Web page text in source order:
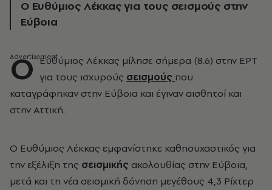
Ο Ευθύμιος Λέκκας για τους σεισμούς στην
Εύβοια
Ο Ευθύμιος Λέκκας μίλησε σήμερα (8.6) στην ΕΡΤ
για τους ισχυρούς σεισμούς που
καταγράφηκαν στην Εύβοια και έγιναν αισθητοί και
στην Αττική.
Ο Ευθύμιος Λέκκας εμφανίστηκε καθησυχαστικός για
την εξέλιξη της σεισμικής ακολουθίας στην Εύβοια,
μετά και τη νέα σεισμική δόνηση μεγέθους 4,3 Ρίχτερ